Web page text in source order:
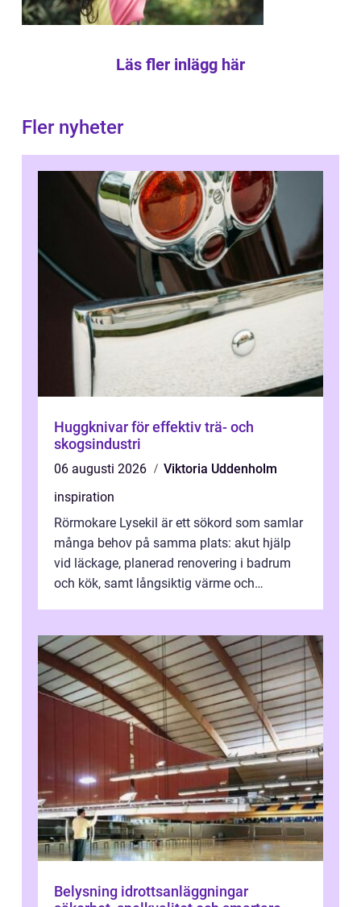
Läs fler inlägg här
Fler nyheter
Huggknivar för effektiv trä- och
skogsindustri
06 augusti 2026
Viktoria Uddenholm
inspiration
Rörmokare Lysekil är ett sökord som samlar
många behov på samma plats: akut hjälp
vid läckage, planerad renovering i badrum
och kök, samt långsiktig värme och
Belysning idrottsanläggningar